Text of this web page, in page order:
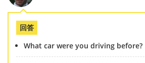
回答
What car were you driving before?